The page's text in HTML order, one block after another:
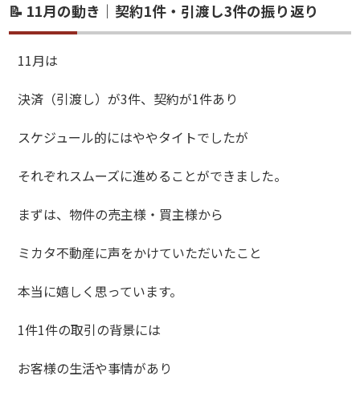
📝 11月の動き｜契約1件・引渡し3件の振り返り
11月は
決済（引渡し）が3件、契約が1件あり
スケジュール的にはややタイトでしたが
それぞれスムーズに進めることができました。
まずは、物件の売主様・買主様から
ミカタ不動産に声をかけていただいたこと
本当に嬉しく思っています。
1件1件の取引の背景には
お客様の生活や事情があり